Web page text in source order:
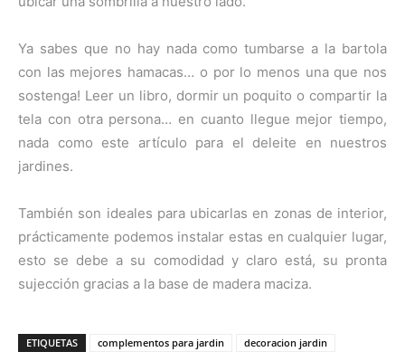
Ya sabes que no hay nada como tumbarse a la bartola
con las mejores hamacas… o por lo menos una que nos
sostenga! Leer un libro, dormir un poquito o compartir la
tela con otra persona… en cuanto llegue mejor tiempo,
nada como este artículo para el deleite en nuestros
jardines.
También son ideales para ubicarlas en zonas de interior,
prácticamente podemos instalar estas en cualquier lugar,
esto se debe a su comodidad y claro está, su pronta
sujección gracias a la base de madera maciza.
ETIQUETAS complementos para jardin
decoracion jardin